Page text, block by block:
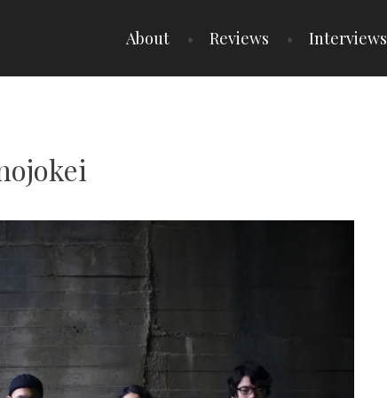
About Reviews Interviews